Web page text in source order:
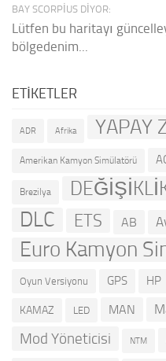
BAY SCORPIUS DIYOR:
Lütfen bu haritayı
bölgedenim...
ETIKETLER
ADR Afrika YAPAY
Amerikan Kamyon Simülatörü
Brezilya
DLC ETS AB
Euro Kamyon
Oyun Versiyonu GPS HP
KAMAZ LED MAN
Mod Yöneticisi NTM